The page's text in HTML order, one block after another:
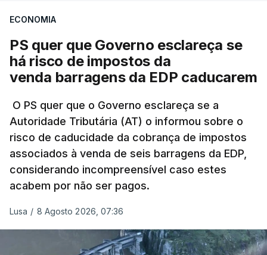
Não há prazos fixados para a conclusão desta
avaliação à Polícia Judiciária.
Do início da polémica com a revelação de obras a
título pessoal, numa propriedade no Alentejo, feitas
pelo mesmo empreiteiro contratado 17 vezes para
obras na Polícia Judiciária (PJ) até aos últimos dias,
em que até do Governo surgiram ordens para mais
inquéritos e averiguações aos seus mandatos à
frente da polícia criminal, Luís Neves está há
praticamente um mês sem sair do topo das
ECONOMIA
PS quer que Governo esclareça se
há risco de impostos da
venda barragens da EDP caducarem
O PS quer que o Governo esclareça se a
Autoridade Tributária (AT) o informou sobre o
risco de caducidade da cobrança de impostos
associados à venda de seis barragens da EDP,
considerando incompreensível caso estes
acabem por não ser pagos.
Lusa / 8 Agosto 2026, 07:36